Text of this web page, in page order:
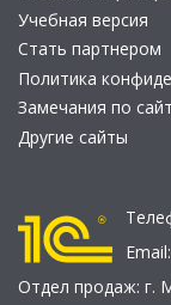
Учебная версия
Стать партнером
Политика
Замечания по
Другие сайты
Email:
Отдел продаж: г.